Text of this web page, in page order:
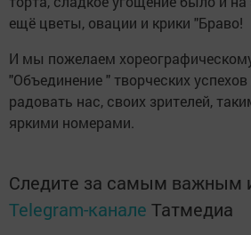
ещё цветы, овации и крики "Браво!
И мы пожелаем
"Объединение " творческих
радовать нас, своих зрителей,
яркими номерами.
Следите за самым важным
Telegram-канале Татмедиа